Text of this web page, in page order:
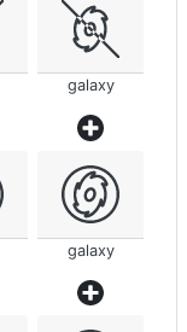
galaxy
galaxy